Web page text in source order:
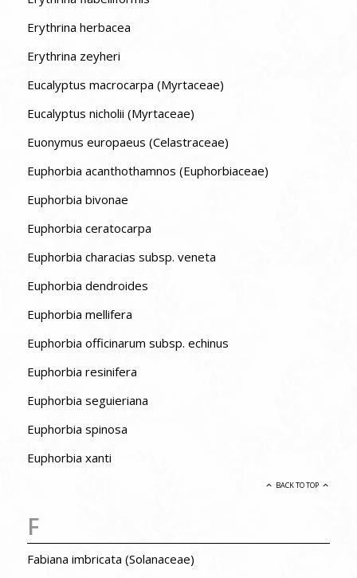
Erythrina herbacea
Erythrina zeyheri
Eucalyptus macrocarpa (Myrtaceae)
Eucalyptus nicholii (Myrtaceae)
Euonymus europaeus (Celastraceae)
Euphorbia acanthothamnos (Euphorbiaceae)
Euphorbia bivonae
Euphorbia ceratocarpa
Euphorbia characias subsp. veneta
Euphorbia dendroides
Euphorbia mellifera
Euphorbia officinarum subsp. echinus
Euphorbia resinifera
Euphorbia seguieriana
Euphorbia spinosa
Euphorbia xanti
BACK TO TOP
F
Fabiana imbricata (Solanaceae)